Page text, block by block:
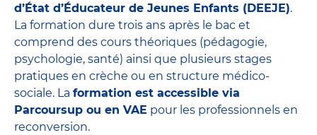
d’État d’Éducateur de Jeunes Enfants (DEEJE).
La formation dure trois ans après le bac et
comprend des cours théoriques (pédagogie,
psychologie, santé) ainsi que plusieurs stages
pratiques en crèche ou en structure médico-
sociale. La formation est accessible via
Parcoursup ou en VAE pour les professionnels en
reconversion.